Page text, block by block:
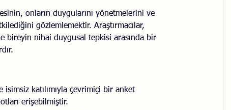
onların duygularını yönetmelerini ve
gözlemlemektir. Araştırmacılar,
bireyin nihai duygusal tepkisi arasında bir
katılımıyla çevrimiçi bir anket
erişebilmiştir.